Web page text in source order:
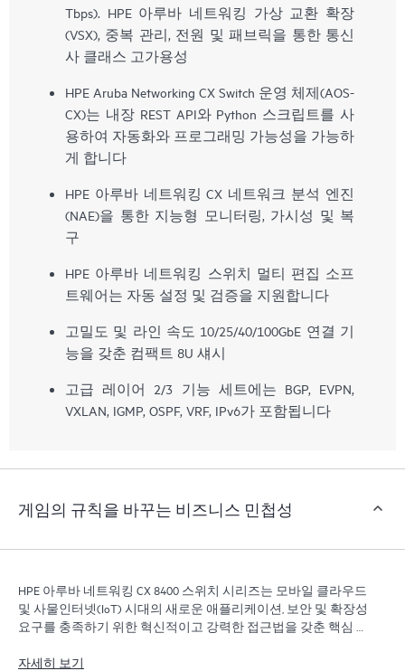
Tbps). HPE 아루바 네트워킹 가상 교환 확장
(VSX), 중복 관리, 전원 및 패브릭을 통한 통신
사 클래스 고가용성
HPE Aruba Networking CX Switch 운영 체제(AOS-
CX)는 내장 REST API와 Python 스크립트를 사
용하여 자동화와 프로그래밍 가능성을 가능하
게 합니다
HPE 아루바 네트워킹 CX 네트워크 분석 엔진
(NAE)을 통한 지능형 모니터링, 가시성 및 복
구
HPE 아루바 네트워킹 스위치 멀티 편집 소프
트웨어는 자동 설정 및 검증을 지원합니다
고밀도 및 라인 속도 10/25/40/100GbE 연결 기
능을 갖춘 컴팩트 8U 섀시
고급 레이어 2/3 기능 세트에는 BGP, EVPN,
VXLAN, IGMP, OSPF, VRF, IPv6가 포함됩니다
게임의 규칙을 바꾸는 비즈니스 민첩성
HPE 아루바 네트워킹 CX 8400 스위치 시리즈는 모바일 클라우드
및 사물인터넷(IoT) 시대의 새로운 애플리케이션, 보안 및 확장성
요구를 충족하기 위한 혁신적이고 강력한 접근법을 갖춘 핵심 및
자세히 보기